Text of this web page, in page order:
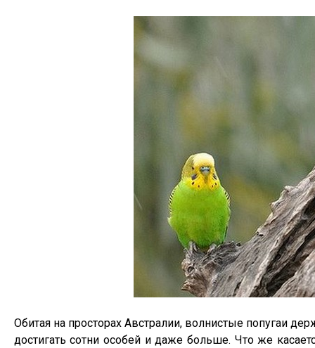
Обитая на просторах Австралии, волнистые попугаи
достигать сотни особей и даже больше. Что же